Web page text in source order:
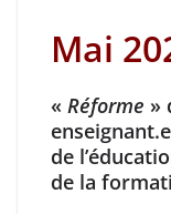
Mai
« Réforme »
de
de la